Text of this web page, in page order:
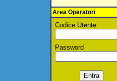
Area Operatori
Codice Utente
Password